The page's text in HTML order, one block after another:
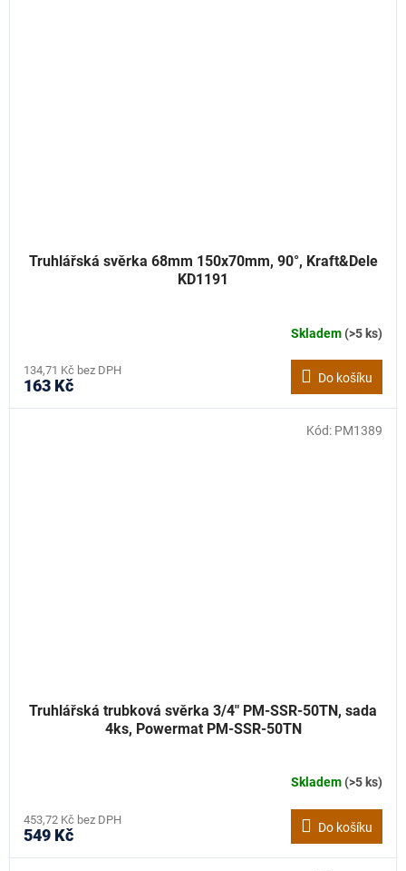
Truhlářská svěrka 68mm 150x70mm, 90°, Kraft&Dele
KD1191
Skladem(>5 ks)
134,71 Kč bez DPH
163 Kč Do košíku
Truhlářská trubková svěrka 3/4" PM-SSR-50TN, sada
4ks, Powermat PM-SSR-50TN
Skladem(>5 ks)
453,72 Kč bez DPH
549 Kč Do košíku
Kód: PM1389